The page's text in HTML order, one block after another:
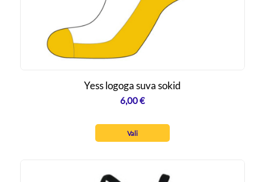
Yess logoga suva sokid
6,00€
Vali